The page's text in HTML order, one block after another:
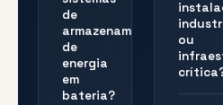
de
armazenamento
de
energia
em
bateria?
ou